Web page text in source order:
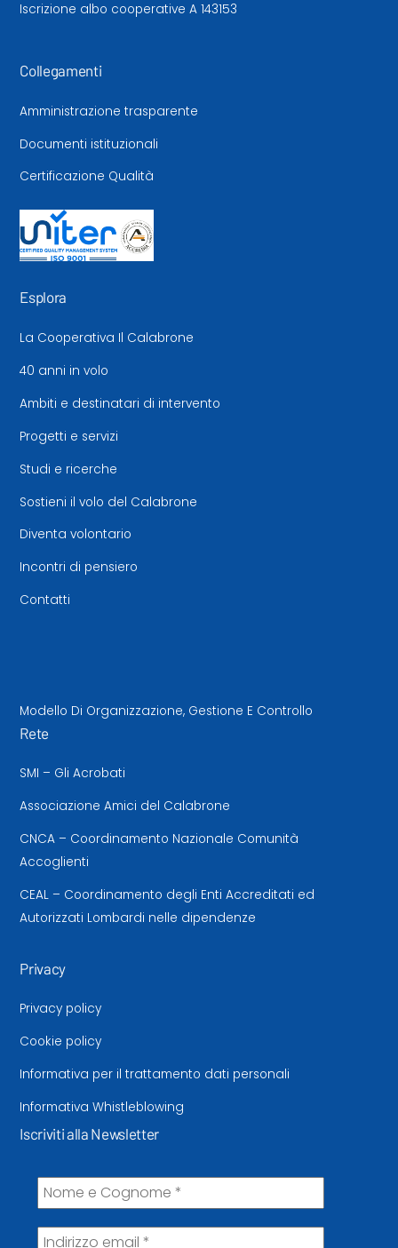
Iscrizione albo cooperative A 143153
Collegamenti
Amministrazione trasparente
Documenti istituzionali
Certificazione Qualità
Esplora
La Cooperativa Il Calabrone
40 anni in volo
Ambiti e destinatari di intervento
Progetti e servizi
Studi e ricerche
Sostieni il volo del Calabrone
Diventa volontario
Incontri di pensiero
Contatti
Modello Di Organizzazione, Gestione E Controllo
Rete
SMI – Gli Acrobati
Associazione Amici del Calabrone
CNCA – Coordinamento Nazionale Comunità
Accoglienti
CEAL – Coordinamento degli Enti Accreditati ed
Autorizzati Lombardi nelle dipendenze
Privacy
Privacy policy
Cookie policy
Informativa per il trattamento dati personali
Informativa Whistleblowing
Iscriviti alla Newsletter